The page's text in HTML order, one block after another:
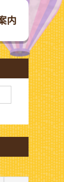
内